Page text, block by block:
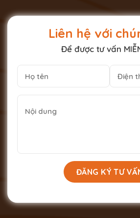
Liên hệ với
Để được tư vấn